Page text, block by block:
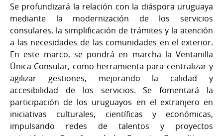
Se profundizará la relación con la diáspora uruguaya
mediante la modernización de los servicios
consulares, la simplificación de trámites y la atención
a las necesidades de las comunidades en el exterior.
En este marco, se pondrá en marcha la Ventanilla
Única Consular, como herramienta para centralizar y
agilizar gestiones, mejorando la calidad y
accesibilidad de los servicios. Se fomentará la
participación de los uruguayos en el extranjero en
iniciativas culturales, científicas y económicas,
impulsando redes de talentos y proyectos